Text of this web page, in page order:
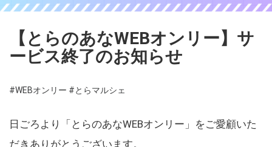
【とらのあなWEBオンリー】サ
ービス終了のお知らせ
#WEBオンリー #とらマルシェ
日ごろより「とらのあなWEBオンリー」をご愛顧いた
だきありがとうございます。